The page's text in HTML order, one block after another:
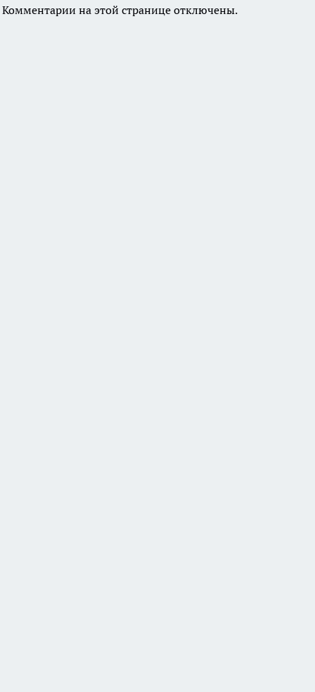
Комментарии на этой странице отключены.